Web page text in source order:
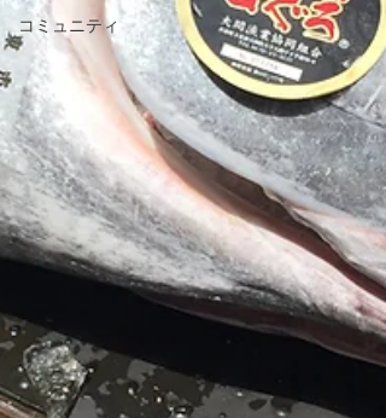
コミュニティ